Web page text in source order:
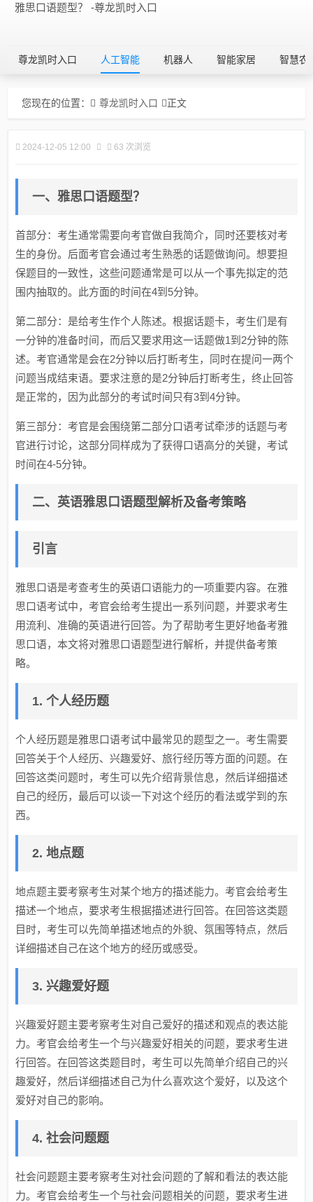
雅思口语题型？ -尊龙凯时入口
尊龙凯时入口 人工智能 机器人 智能家居 智慧农
您现在的位置： 尊龙凯时入口 正文
2024-12-05 12:00 63 次浏览
一、雅思口语题型？
首部分：考生通常需要向考官做自我简介，同时还要核对考
生的身份。后面考官会通过考生熟悉的话题做询问。想要担
保题目的一致性，这些问题通常是可以从一个事先拟定的范
围内抽取的。此方面的时间在4到5分钟。
第二部分：是给考生作个人陈述。根据话题卡，考生们是有
一分钟的准备时间，而后又要求用这一话题做1到2分钟的陈
述。考官通常是会在2分钟以后打断考生，同时在提问一两个
问题当成结束语。要求注意的是2分钟后打断考生，终止回答
是正常的，因为此部分的考试时间只有3到4分钟。
第三部分：考官是会围绕第二部分口语考试牵涉的话题与考
官进行讨论，这部分同样成为了获得口语高分的关键，考试
时间在4-5分钟。
二、英语雅思口语题型解析及备考策略
引言
雅思口语是考查考生的英语口语能力的一项重要内容。在雅
思口语考试中，考官会给考生提出一系列问题，并要求考生
用流利、准确的英语进行回答。为了帮助考生更好地备考雅
思口语，本文将对雅思口语题型进行解析，并提供备考策
略。
1. 个人经历题
个人经历题是雅思口语考试中最常见的题型之一。考生需要
回答关于个人经历、兴趣爱好、旅行经历等方面的问题。在
回答这类问题时，考生可以先介绍背景信息，然后详细描述
自己的经历，最后可以谈一下对这个经历的看法或学到的东
西。
2. 地点题
地点题主要考察考生对某个地方的描述能力。考官会给考生
描述一个地点，要求考生根据描述进行回答。在回答这类题
目时，考生可以先简单描述地点的外貌、氛围等特点，然后
详细描述自己在这个地方的经历或感受。
3. 兴趣爱好题
兴趣爱好题主要考察考生对自己爱好的描述和观点的表达能
力。考官会给考生一个与兴趣爱好相关的问题，要求考生进
行回答。在回答这类题目时，考生可以先简单介绍自己的兴
趣爱好，然后详细描述自己为什么喜欢这个爱好，以及这个
爱好对自己的影响。
4. 社会问题题
社会问题题主要考察考生对社会问题的了解和看法的表达能
力。考官会给考生一个与社会问题相关的问题，要求考生进